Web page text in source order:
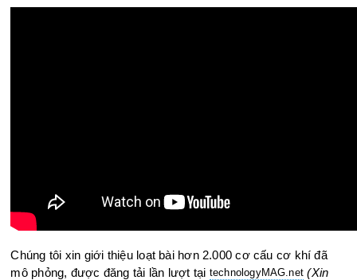
Chúng tôi xin giới thiệu loạt bài hơn 2.000 cơ cấu cơ khí đã
mô phỏng, được đăng tải lần lượt tại technologyMAG.net (Xin